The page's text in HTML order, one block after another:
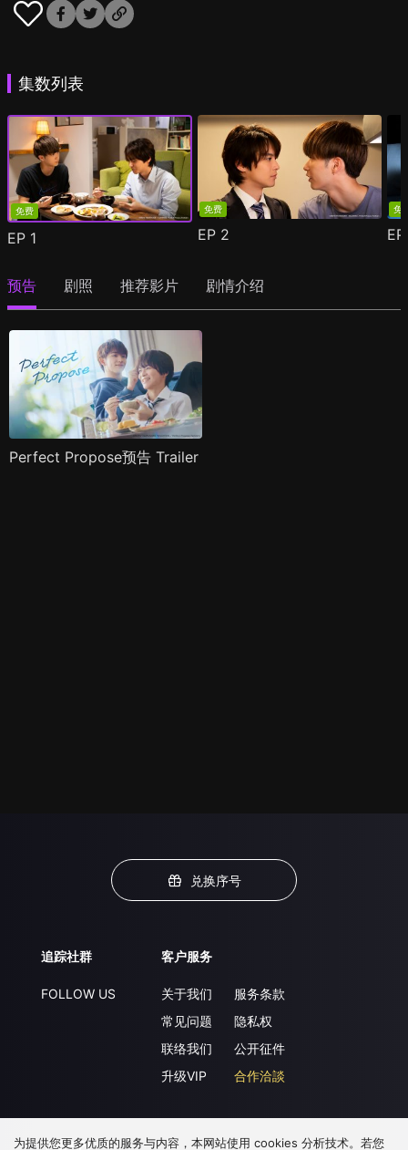
集数列表
免费
EP 1
免费
EP 2
免
预告 剧照 推荐影片 剧情介绍
Perfect Propose预告 Trailer
兑换序号
追踪社群
FOLLOW US
客户服务
关于我们
常见问题
联络我们
升级VIP
服务条款
隐私权
公开征件
合作洽談
下载 APP
为提供您更多优质的服务与内容，本网站使用 cookies 分析技术。若您